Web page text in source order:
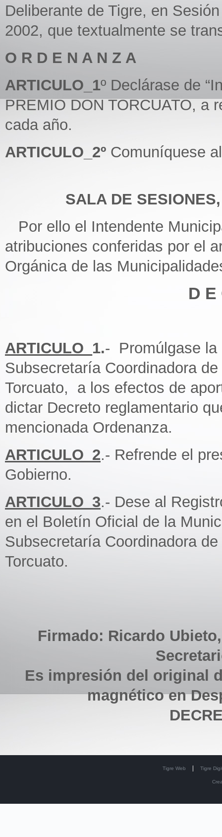
Deliberante de Tigre, en
2002, que textualmente se
O R D E N A N Z A
ARTICULO_1º Declárase de
PREMIO DON TORCUATO, a
cada año.
ARTICULO_2º Comuníquese
SALA DE
Por ello el Intendente
atribuciones conferidas por el
Orgánica de las
D E
ARTICULO_ 1.- Promúlgase la
Subsecretaría Coordinadora
Torcuato, a los efectos de
dictar Decreto reglamentario
mencionada Ordenanza.
ARTICULO_2.- Refrende el
Gobierno.
ARTICULO_3.- Dese al
en el Boletín Oficial de la
Subsecretaría Coordinadora
Torcuato.
Firmado: Ricardo
Es impresión del original
magnético en
Tigre Web Tigre